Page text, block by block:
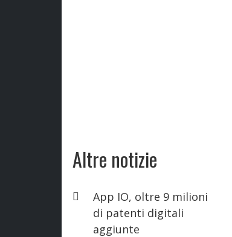
Altre notizie
App IO, oltre 9 milioni
di patenti digitali
aggiunte